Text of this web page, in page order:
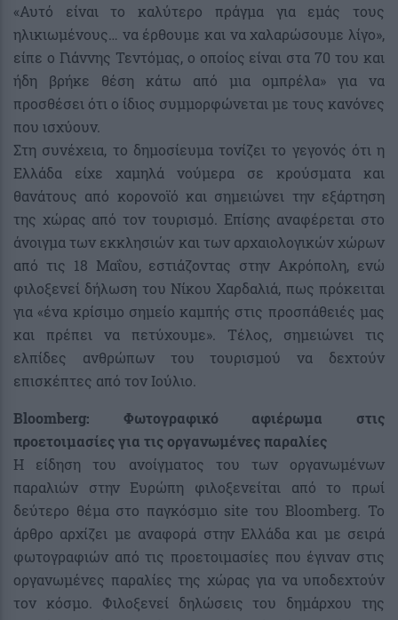
«Αυτό είναι το καλύτερο πράγμα για εμάς τους
ηλικιωμένους… να έρθουμε και να χαλαρώσουμε λίγο»,
είπε ο Γιάννης Τεντόμας, ο οποίος είναι στα 70 του και
ήδη βρήκε θέση κάτω από μια ομπρέλα» για να
προσθέσει ότι ο ίδιος συμμορφώνεται με τους κανόνες
που ισχύουν.
Στη συνέχεια, το δημοσίευμα τονίζει το γεγονός ότι η
Ελλάδα είχε χαμηλά νούμερα σε κρούσματα και
θανάτους από κορονοϊό και σημειώνει την εξάρτηση
της χώρας από τον τουρισμό. Επίσης αναφέρεται στο
άνοιγμα των εκκλησιών και των αρχαιολογικών χώρων
από τις 18 Μαΐου, εστιάζοντας στην Ακρόπολη, ενώ
φιλοξενεί δήλωση του Νίκου Χαρδαλιά, πως πρόκειται
για «ένα κρίσιμο σημείο καμπής στις προσπάθειές μας
και πρέπει να πετύχουμε». Τέλος, σημειώνει τις
ελπίδες ανθρώπων του τουρισμού να δεχτούν
επισκέπτες από τον Ιούλιο.
Bloomberg: Φωτογραφικό αφιέρωμα στις
προετοιμασίες για τις οργανωμένες παραλίες
Η είδηση του ανοίγματος του των οργανωμένων
παραλιών στην Ευρώπη φιλοξενείται από το πρωί
δεύτερο θέμα στο παγκόσμιο site του Bloomberg. Το
άρθρο αρχίζει με αναφορά στην Ελλάδα και με σειρά
φωτογραφιών από τις προετοιμασίες που έγιναν στις
οργανωμένες παραλίες της χώρας για να υποδεχτούν
τον κόσμο. Φιλοξενεί δηλώσεις του δημάρχου της